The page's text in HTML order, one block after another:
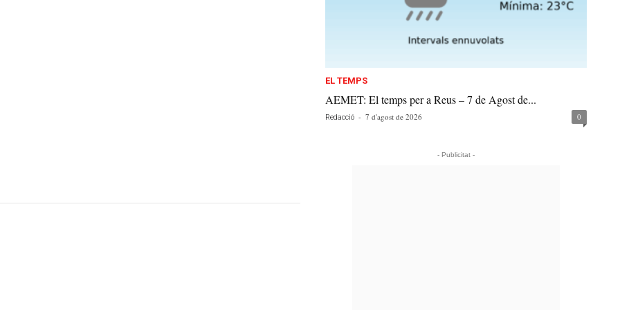
EL TEMPS
AEMET: El temps per a Reus – 7 de Agost de...
Redacció - 7 d'agost de 2026 0
- Publicitat -